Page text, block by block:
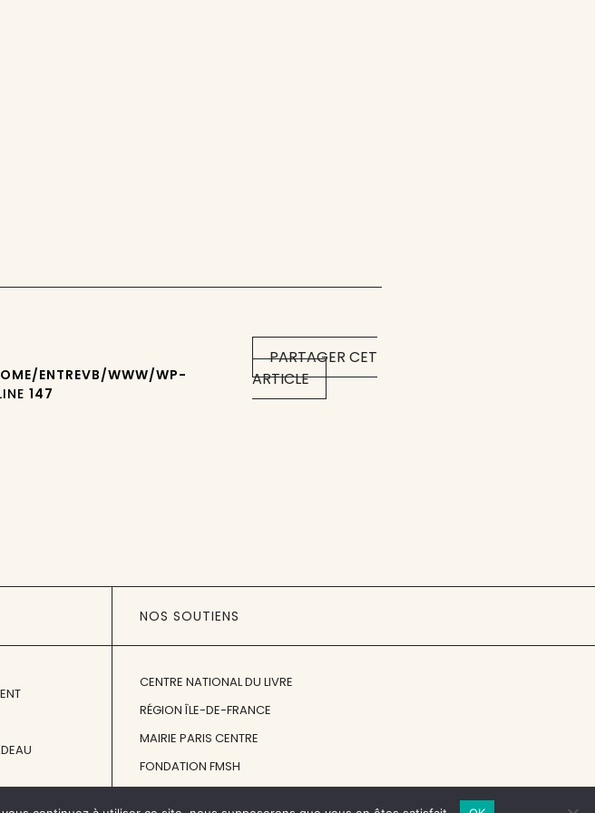
PARTAGER CET
ARTICLE
ENTREVB/WWW/WP-
147
NOS SOUTIENS
CENTRE NATIONAL DU LIVRE
RÉGION ÎLE-DE-FRANCE
MAIRIE PARIS CENTRE
FONDATION FMSH